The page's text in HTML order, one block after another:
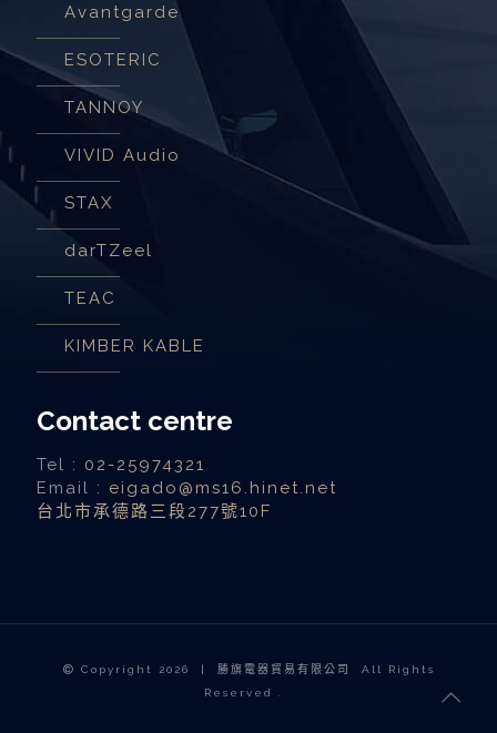
Avantgarde
ESOTERIC
TANNOY
VIVID Audio
STAX
darTZeel
TEAC
KIMBER KABLE
Contact centre
Tel : 02-25974321
Email : eigado@ms16.hinet.net
台北市承德路三段277號10F
Copyright
2026 | 勝旗電器貿易有限公司 All Rights
Reserved .